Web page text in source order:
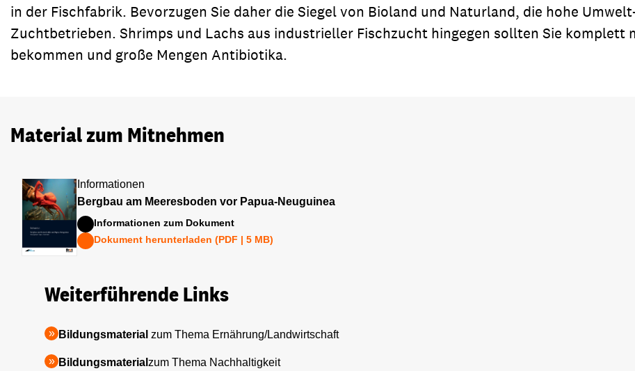
in der Fischfabrik. Bevorzugen Sie daher die Siegel von Bioland und Naturland, die hohe
Zuchtbetrieben. Shrimps und Lachs aus industrieller Fischzucht hingegen sollten Sie komplett
bekommen und große Mengen Antibiotika.
Material zum Mitnehmen
Informationen
Bergbau am Meeresboden vor Papua-Neuguinea
Informationen zum Dokument
Dokument herunterladen (PDF | 5 MB)
Weiterführende Links
Bildungsmaterial zum Thema Ernährung/Landwirtschaft
Bildungsmaterial zum Thema Nachhaltigkeit